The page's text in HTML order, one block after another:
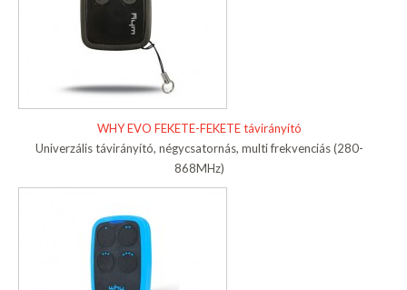
WHY EVO FEKETE-FEKETE távirányító
Univerzális távirányító, négycsatornás, multi frekvenciás (280-
868MHz)